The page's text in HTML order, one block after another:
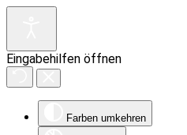
Eingabehilfen öffnen
Farben umkehren